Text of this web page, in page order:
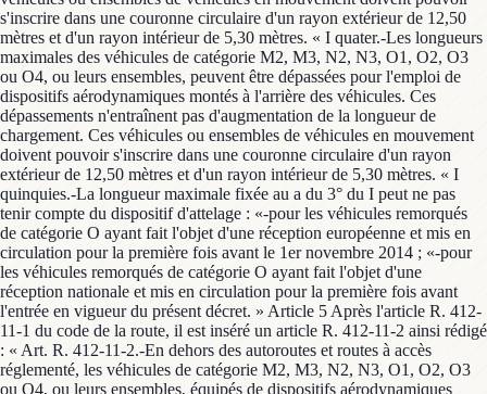
s'inscrire dans une couronne circulaire d'un rayon extérieur de 12,50
mètres et d'un rayon intérieur de 5,30 mètres. « I quater.-Les longueurs
maximales des véhicules de catégorie M2, M3, N2, N3, O1, O2, O3
ou O4, ou leurs ensembles, peuvent être dépassées pour l'emploi de
dispositifs aérodynamiques montés à l'arrière des véhicules. Ces
dépassements n'entraînent pas d'augmentation de la longueur de
chargement. Ces véhicules ou ensembles de véhicules en mouvement
doivent pouvoir s'inscrire dans une couronne circulaire d'un rayon
extérieur de 12,50 mètres et d'un rayon intérieur de 5,30 mètres. « I
quinquies.-La longueur maximale fixée au a du 3° du I peut ne pas
tenir compte du dispositif d'attelage : «-pour les véhicules remorqués
de catégorie O ayant fait l'objet d'une réception européenne et mis en
circulation pour la première fois avant le 1er novembre 2014 ; «-pour
les véhicules remorqués de catégorie O ayant fait l'objet d'une
réception nationale et mis en circulation pour la première fois avant
l'entrée en vigueur du présent décret. » Article 5 Après l'article R. 412-
11-1 du code de la route, il est inséré un article R. 412-11-2 ainsi rédigé
: « Art. R. 412-11-2.-En dehors des autoroutes et routes à accès
réglementé, les véhicules de catégorie M2, M3, N2, N3, O1, O2, O3
ou O4, ou leurs ensembles, équipés de dispositifs aérodynamiques